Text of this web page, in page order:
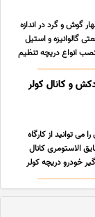
گوش و گرد در اندازه
گالوانیزه و استیل
انواع دریچه تنظیم
و داکت اسپلیت
کانال ها ... ...
و کانال کولر
توانید از کارگاه
الاستومری کانال
خودرو دریچه کولر
دریچه بازدید
صنعتی سانتری ... ...